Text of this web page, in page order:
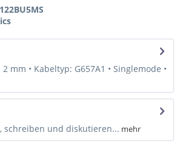
mm • Kabeltyp: G657A1 • Singlemode •
schreiben und diskutieren... mehr